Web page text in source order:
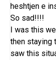
heshtjen e
So sad!!!!
I was this
then staying
saw this